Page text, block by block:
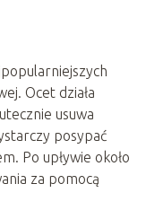
Ocet działa
usuwa
posypać
Po upływie około
za pomocą